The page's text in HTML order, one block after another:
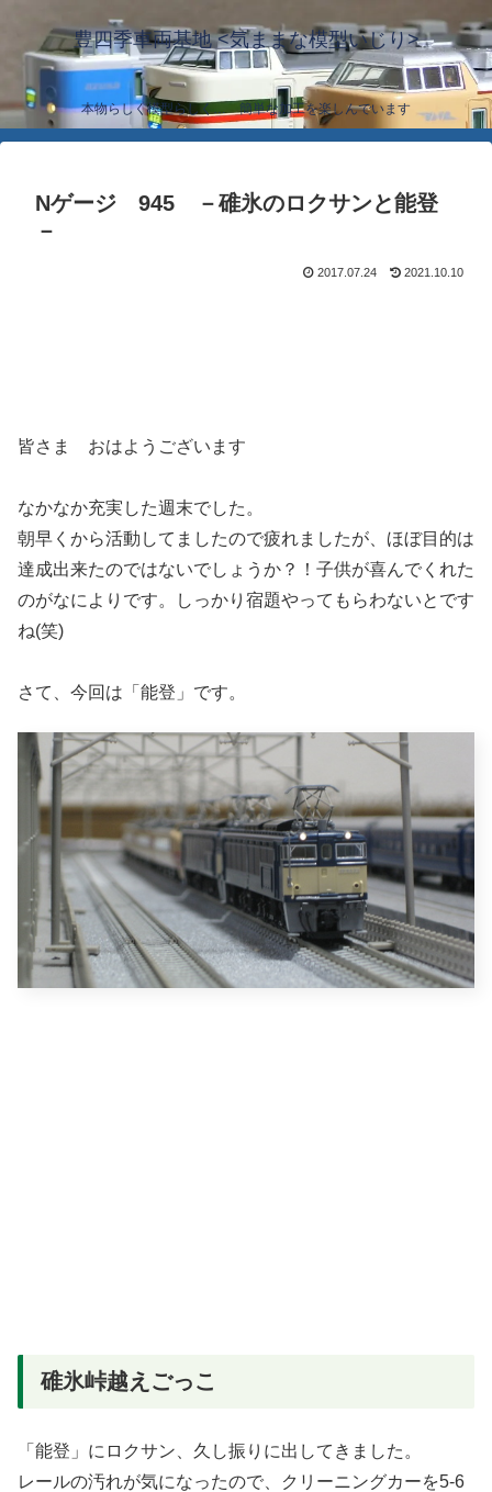
豊四季車両基地 <気ままな模型いじり>
本物らしく模型らしく… 簡単な加工を楽しんでいます
Nゲージ 945 －碓氷のロクサンと能登
－
2017.07.24 2021.10.10
皆さま おはようございます
なかなか充実した週末でした。
朝早くから活動してましたので疲れましたが、ほぼ目的は
達成出来たのではないでしょうか？！子供が喜んでくれた
のがなによりです。しっかり宿題やってもらわないとです
ね(笑)
さて、今回は「能登」です。
碓氷峠越えごっこ
「能登」にロクサン、久し振りに出してきました。
レールの汚れが気になったので、クリーニングカーを5-6